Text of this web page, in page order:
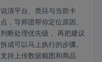
说清平台、类目与当前卡
点，导师团帮你定位原因、
判断处理优先级， 再把建议
拆成可以马上执行的步骤。
支持上传数据截图和商品